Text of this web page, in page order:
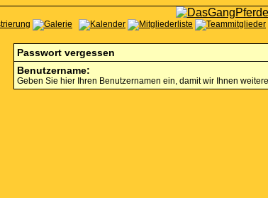
Passwort vergessen
Benutzername:
Geben Sie hier Ihren Benutzernamen ein, damit wir Ihnen